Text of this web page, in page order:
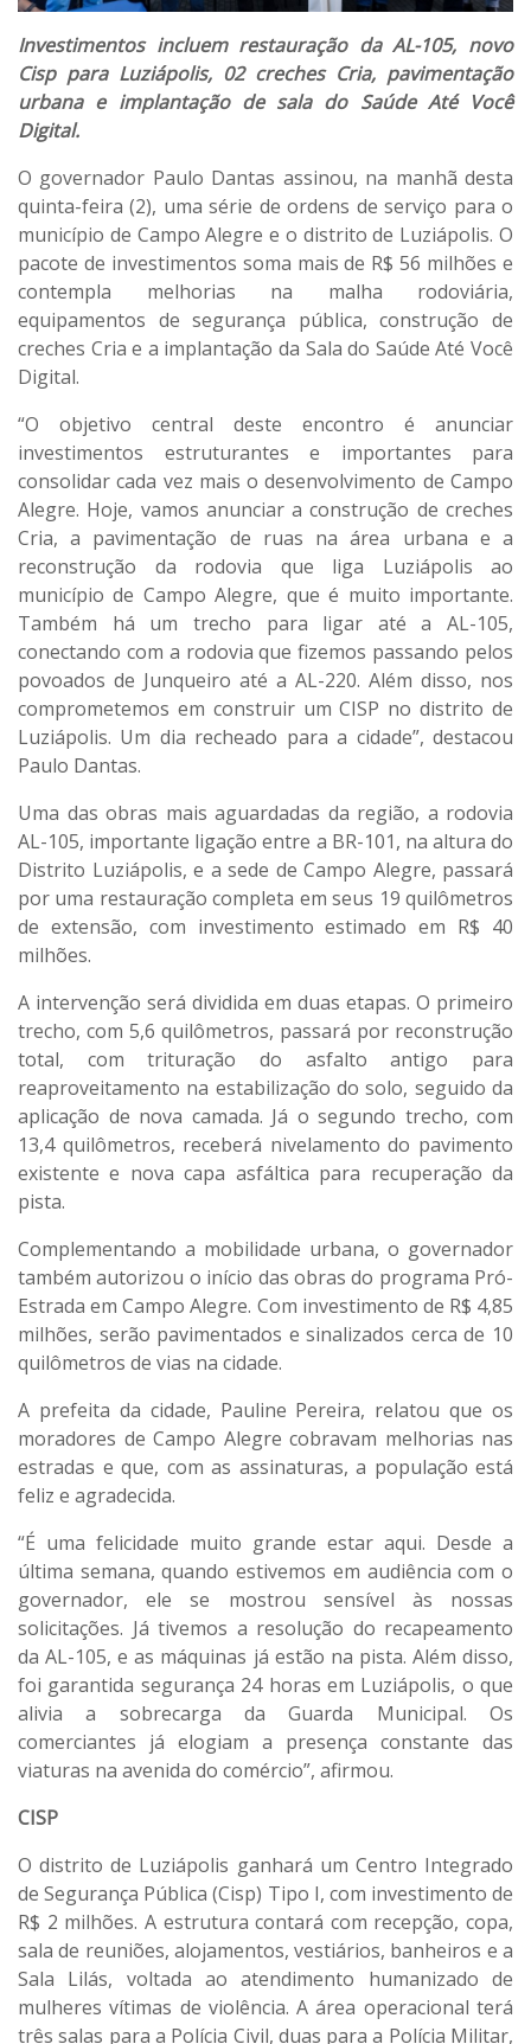
Investimentos incluem restauração da AL-105, novo
Cisp para Luziápolis, 02 creches Cria, pavimentação
urbana e implantação de sala do Saúde Até Você
Digital.
O governador Paulo Dantas assinou, na manhã desta
quinta-feira (2), uma série de ordens de serviço para o
município de Campo Alegre e o distrito de Luziápolis. O
pacote de investimentos soma mais de R$ 56 milhões e
contempla melhorias na malha rodoviária,
equipamentos de segurança pública, construção de
creches Cria e a implantação da Sala do Saúde Até Você
Digital.
“O objetivo central deste encontro é anunciar
investimentos estruturantes e importantes para
consolidar cada vez mais o desenvolvimento de Campo
Alegre. Hoje, vamos anunciar a construção de creches
Cria, a pavimentação de ruas na área urbana e a
reconstrução da rodovia que liga Luziápolis ao
município de Campo Alegre, que é muito importante.
Também há um trecho para ligar até a AL-105,
conectando com a rodovia que fizemos passando pelos
povoados de Junqueiro até a AL-220. Além disso, nos
comprometemos em construir um CISP no distrito de
Luziápolis. Um dia recheado para a cidade”, destacou
Paulo Dantas.
Uma das obras mais aguardadas da região, a rodovia
AL-105, importante ligação entre a BR-101, na altura do
Distrito Luziápolis, e a sede de Campo Alegre, passará
por uma restauração completa em seus 19 quilômetros
de extensão, com investimento estimado em R$ 40
milhões.
A intervenção será dividida em duas etapas. O primeiro
trecho, com 5,6 quilômetros, passará por reconstrução
total, com trituração do asfalto antigo para
reaproveitamento na estabilização do solo, seguido da
aplicação de nova camada. Já o segundo trecho, com
13,4 quilômetros, receberá nivelamento do pavimento
existente e nova capa asfáltica para recuperação da
pista.
Complementando a mobilidade urbana, o governador
também autorizou o início das obras do programa Pró-
Estrada em Campo Alegre. Com investimento de R$ 4,85
milhões, serão pavimentados e sinalizados cerca de 10
quilômetros de vias na cidade.
A prefeita da cidade, Pauline Pereira, relatou que os
moradores de Campo Alegre cobravam melhorias nas
estradas e que, com as assinaturas, a população está
feliz e agradecida.
“É uma felicidade muito grande estar aqui. Desde a
última semana, quando estivemos em audiência com o
governador, ele se mostrou sensível às nossas
solicitações. Já tivemos a resolução do recapeamento
da AL-105, e as máquinas já estão na pista. Além disso,
foi garantida segurança 24 horas em Luziápolis, o que
alivia a sobrecarga da Guarda Municipal. Os
comerciantes já elogiam a presença constante das
viaturas na avenida do comércio”, afirmou.
CISP
O distrito de Luziápolis ganhará um Centro Integrado
de Segurança Pública (Cisp) Tipo I, com investimento de
R$ 2 milhões. A estrutura contará com recepção, copa,
sala de reuniões, alojamentos, vestiários, banheiros e a
Sala Lilás, voltada ao atendimento humanizado de
mulheres vítimas de violência. A área operacional terá
três salas para a Polícia Civil, duas para a Polícia Militar,